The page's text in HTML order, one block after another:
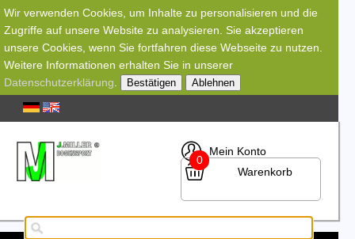
Wir verwenden Cookies, um Inhalte zu personalisieren und die
Zugriffe auf unsere Website zu analysieren. Sie akzeptieren
unsere Cookies, wenn Sie fortfahren diese Webseite zu nutzen.
Weitere Informationen erhalten Sie in unserer
Datenschutzerklärung
Bestätigen Ablehnen
Mein Konto
0
Warenkorb